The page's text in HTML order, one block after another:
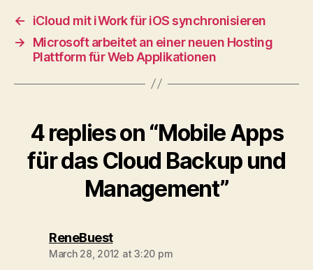
←
iCloud mit iWork für iOS synchronisieren
→
Microsoft arbeitet an einer neuen Hosting
Plattform für Web Applikationen
4 replies on “Mobile Apps
für das Cloud Backup und
Management”
ReneBuestsays:
March 28, 2012 at 3:20 pm